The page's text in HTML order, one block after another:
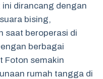
dirancang dengan
bising,
saat beroperasi di
berbagai
Foton semakin
rumah tangga di